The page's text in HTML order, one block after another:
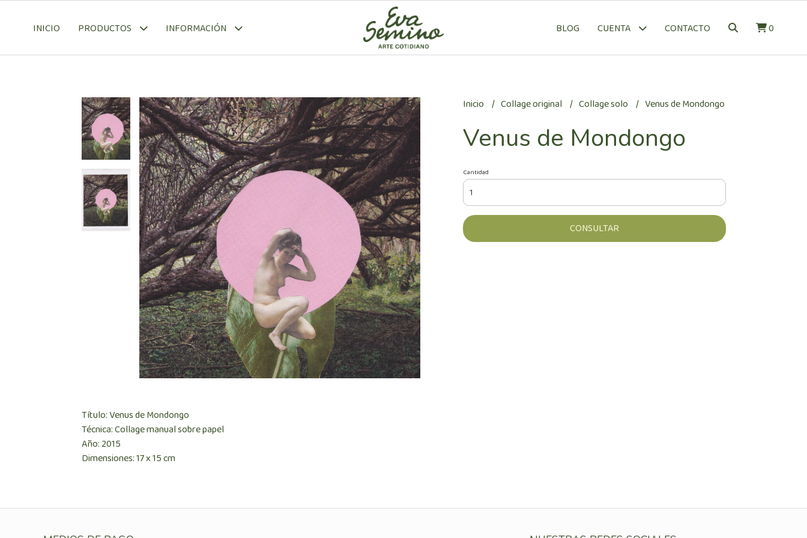
INICIO PRODUCTOS INFORMACIÓN BLOG CUENTA CONTACTO 0
Título: Venus de Mondongo
Técnica: Collage manual sobre papel
Año: 2015
Dimensiones: 17 x 15 cm
Inicio Collage original Collage solo Venus de Mondongo
Venus de Mondongo
Cantidad
CONSULTAR